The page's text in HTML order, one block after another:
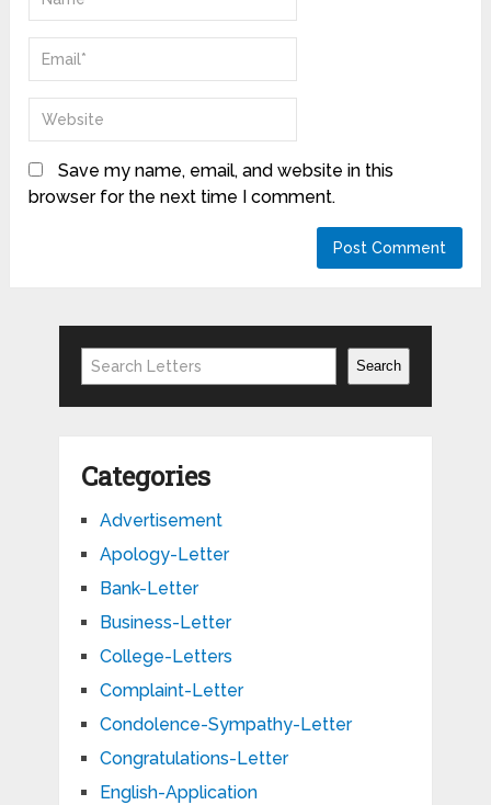
Save my name, email, and website in this
browser for the next time I comment.
Search Search
Categories
Advertisement
Apology-Letter
Bank-Letter
Business-Letter
College-Letters
Complaint-Letter
Condolence-Sympathy-Letter
Congratulations-Letter
English-Application